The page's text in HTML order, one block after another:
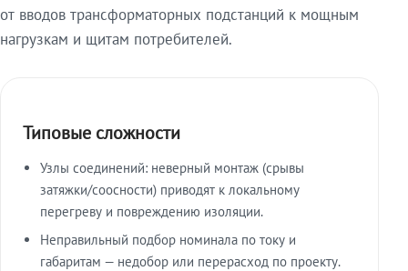
от вводов трансформаторных подстанций к мощным
нагрузкам и щитам потребителей.
Типовые сложности
Узлы соединений: неверный монтаж (срывы
затяжки/соосности) приводят к локальному
перегреву и повреждению изоляции.
Неправильный подбор номинала по току и
габаритам — недобор или перерасход по проекту.